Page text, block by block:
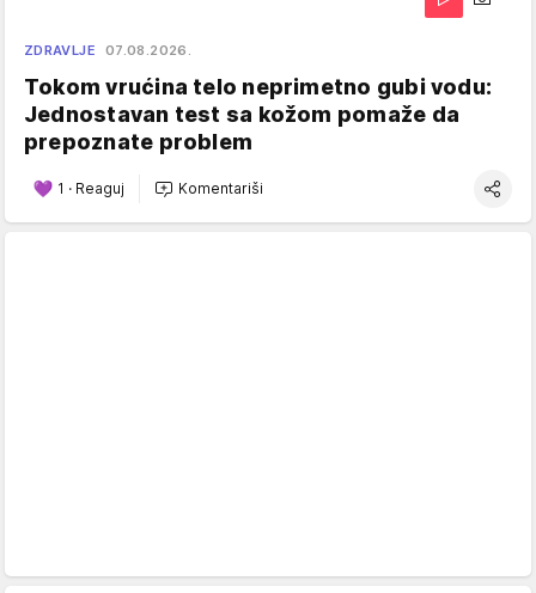
ZDRAVLJE 07.08.2026.
Tokom vrućina telo neprimetno gubi vodu:
Jednostavan test sa kožom pomaže da
prepoznate problem
1 · Reaguj Komentariši